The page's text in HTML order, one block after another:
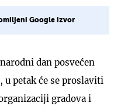
Google izvor
dan posvećen
petak će se proslaviti
gradova i